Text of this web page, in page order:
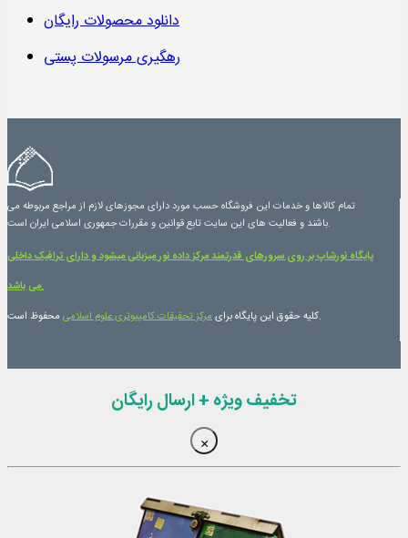
دانلود محصولات رایگان
رهگیری مرسولات پستی
تمام کالاها و خدمات این فروشگاه حسب مورد دارای مجوزهای لازم از مراجع مربوطه می
باشند و فعالیت های این سایت تابع قوانین و مقررات جمهوری اسلامی ایران است.
پایگاه نورشاپ بر روی سرورهای قدرتمند مرکز داده نور میزبانی میشود و دارای ترافیک داخلی
می باشد.
کلیه حقوق این پایگاه برایمرکز تحقیقات کامپیوتری علوم اسلامی محفوظ است.
تخفیف ویژه + ارسال رایگان
×